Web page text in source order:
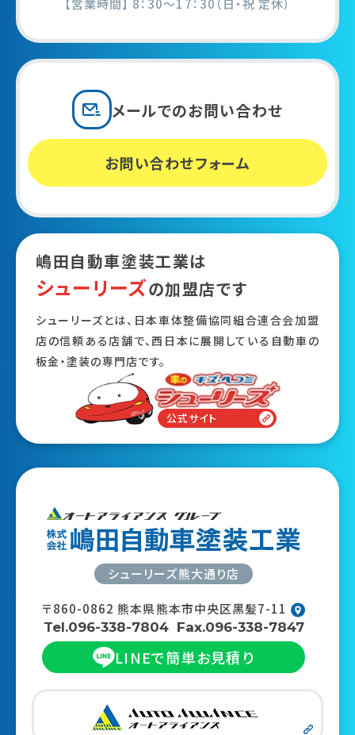
メールでのお問い合わせ
お問い合わせフォーム
嶋田自動車塗装工業は
シューリーズの加盟店です
シューリーズとは、日本車体整備協同組合連合会加盟
店の信頼ある店舗で、西日本に展開している自動車の
板金・塗装の専門店です。
公式サイト
シューリーズ熊大通り店
〒860-0862熊本県熊本市中央区黒髪7-11
Tel.096-338-7804 Fax.096-338-7847
LINEで簡単お見積り